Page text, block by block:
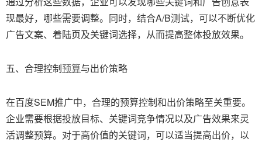
现最好，哪些需要调整。同时，结合A/B测试，可以不断优化
广告文案、着陆页及关键词选择，从而提高整体投放效果。
五、合理控制预算与出价策略
在百度SEM推广中，合理的预算控制和出价策略至关重要。
企业需要根据投放目标、关键词竞争情况以及广告效果来灵
活调整预算。对于高价值的关键词，可以适当提高出价，以